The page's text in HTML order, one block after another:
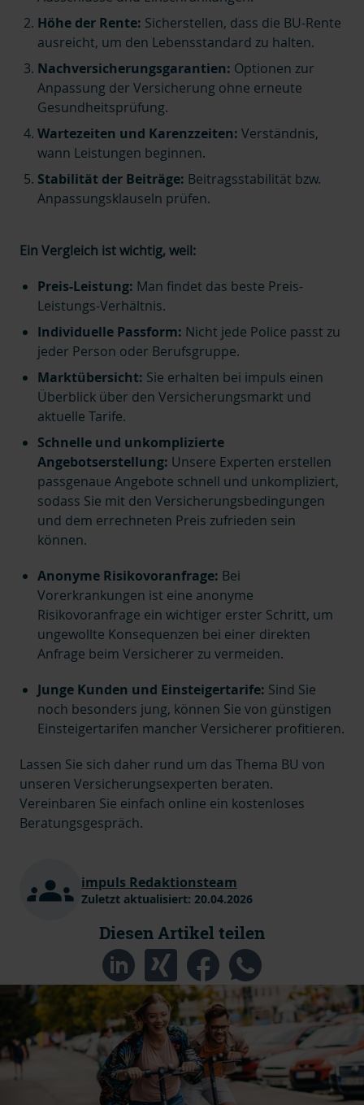
Höhe der Rente: Sicherstellen, dass die BU-Rente
ausreicht, um den Lebensstandard zu halten.
Nachversicherungsgarantien: Optionen zur
Anpassung der Versicherung ohne erneute
Gesundheitsprüfung.
Wartezeiten und Karenzzeiten: Verständnis,
wann Leistungen beginnen.
Stabilität der Beiträge: Beitragsstabilität bzw.
Anpassungsklauseln prüfen.
Ein Vergleich ist wichtig, weil:
Preis-Leistung: Man findet das beste Preis-
Leistungs-Verhältnis.
Individuelle Passform: Nicht jede Police passt zu
jeder Person oder Berufsgruppe.
Marktübersicht: Sie erhalten bei impuls einen
Überblick über den Versicherungsmarkt und
aktuelle Tarife.
Schnelle und unkomplizierte
Angebotserstellung: Unsere Experten erstellen
passgenaue Angebote schnell und unkompliziert,
sodass Sie mit den Versicherungsbedingungen
und dem errechneten Preis zufrieden sein
können.
Anonyme Risikovoranfrage: Bei
Vorerkrankungen ist eine anonyme
Risikovoranfrage ein wichtiger erster Schritt, um
ungewollte Konsequenzen bei einer direkten
Anfrage beim Versicherer zu vermeiden.
Junge Kunden und Einsteigertarife: Sind Sie
noch besonders jung, können Sie von günstigen
Einsteigertarifen mancher Versicherer profitieren.
Lassen Sie sich daher rund um das Thema BU von
unseren Versicherungsexperten beraten.
Vereinbaren Sie einfach online ein kostenloses
Beratungsgespräch.
impuls Redaktionsteam
Zuletzt aktualisiert: 20.04.2026
Diesen Artikel teilen